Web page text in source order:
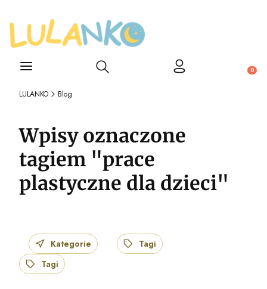
Otwórz wyszukiwarkę
LULANKO Blog
Wpisy oznaczone
tagiem "prace
plastyczne dla dzieci"
Kategorie
Tagi
Tagi